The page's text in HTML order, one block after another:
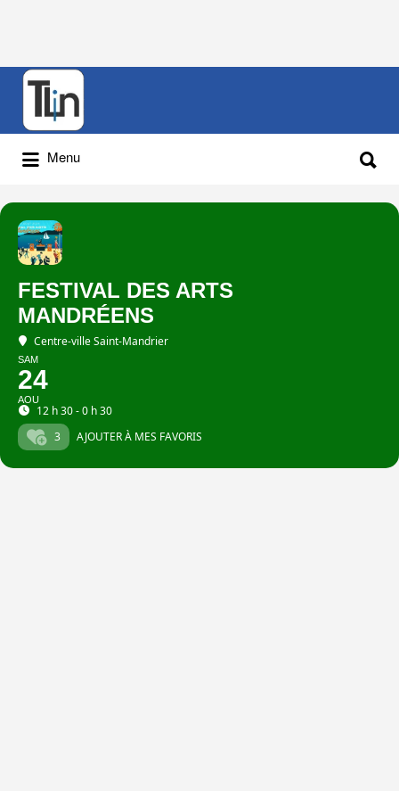
Rechercher
Menu
FESTIVAL DES ARTS
MANDRÉENS
Centre-ville Saint-Mandrier
SAM
24
AOU
12 h 30 - 0 h 30
3
AJOUTER À MES FAVORIS